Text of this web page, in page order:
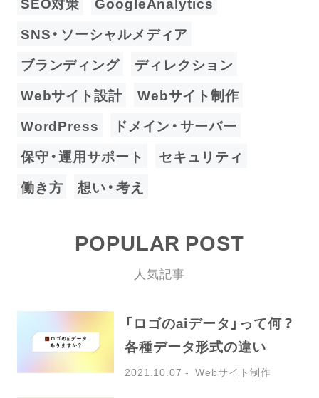
SNS・ソーシャルメディア
ブランディング
ディレクション
Webサイト設計
Webサイト制作
WordPress
ドメイン・サーバー
保守・運用サポート
セキュリティ
働き方
想い・考え
POPULAR POST
人気記事
「ロゴのaiデータ」って何？
各種データ形式の違い
2021.10.07 Webサイト制作